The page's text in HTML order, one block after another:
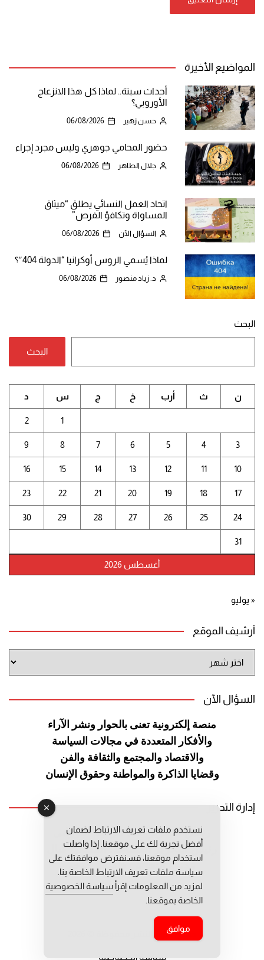
المواضيع الأخيرة
أحداث سبتة.. لماذا كل هذا الانزعاج
الأوروبي؟
حسن زهير 06/08/2026
حضور المحامي جوهري وليس مجرد إجراء
جلال الطاهر 06/08/2026
اتحاد العمل النسائي يطلق “ميثاق
المساواة وتكافؤ الفرص”
السؤال الآن 06/08/2026
لماذا يُسمي الروس أوكرانيا “الدولة 404″؟
د. زياد منصور 06/08/2026
البحث
البحث
أغسطس 2026
ن ث أرب خ ج س د
1
2
3
4
5
6
7
8
9
10
11
12
13
14
15
16
17
18
19
20
21
22
23
24
25
26
27
28
29
30
31
« يوليو
أرشيف الموقع
الموقع
السؤال الآن
منصة إلكترونية تعنى بالحوار ونشر
الآراء
والأفكار المتعددة في مجالات السياسة
والاقتصاد والمجتمع والثقافة والفن
وقضايا الذاكرة والمواطنة وحقوق الإنسان
إدارة التحرير
رئيس التحرير: عبد الرحيم التوراني
رئيس التحرير المساعد: المعطي قبال
مديرة التحرير: فاطمة حوحو
جميع حقوق النشر محفوظة © 2026
سياسة الخصوصية
نستخدم ملفات تعريف الارتباط لضمان
أفضل تجربة لك على موقعنا. إذا واصلت
استخدام موقعنا، فسنفترض موافقتك على
سياسة ملفات تعريف الارتباط الخاصة بنا.
لمزيد من المعلومات إقرأ سياسة الخصوصية
الخاصة بموقعنا.
موافق